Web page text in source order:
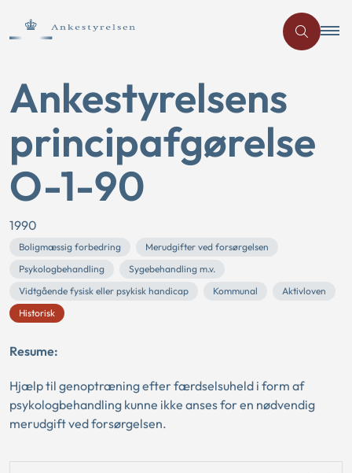
Ankestyrelsens
principafgørelse
O-1-90
1990
Boligmæssig forbedring
Merudgifter ved forsørgelsen
Psykologbehandling
Sygebehandling m.v.
Vidtgående fysisk eller psykisk handicap
Kommunal
Aktivloven
Historisk
Resume:
Hjælp til genoptræning efter færdselsuheld i form af
psykologbehandling kunne ikke anses for en nødvendig
merudgift ved forsørgelsen.